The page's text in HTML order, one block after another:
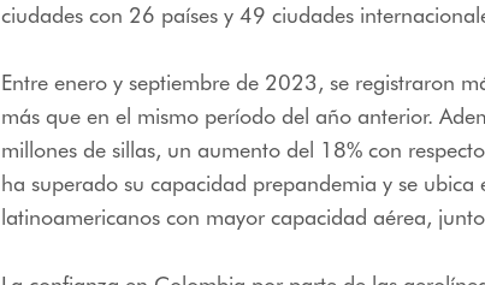
ciudades con 26 países y 49 ciudades
Entre enero y septiembre de 2023, se registraron
más que en el mismo período del año anterior.
millones de sillas, un aumento del 18% con
ha superado su capacidad prepandemia y se ubica
latinoamericanos con mayor capacidad aérea,